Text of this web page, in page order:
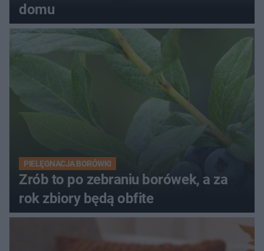
domu
PIELĘGNACJA BORÓWKI
Zrób to po zebraniu borówek, a za
rok zbiory będą obfite